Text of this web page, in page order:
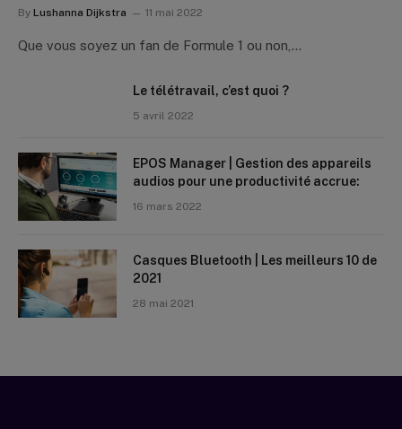
By Lushanna Dijkstra 11 mai 2022
Que vous soyez un fan de Formule 1 ou non,…
Le télétravail, c’est quoi ?
5 avril 2022
EPOS Manager | Gestion des appareils
audios pour une productivité accrue:
16 mars 2022
Casques Bluetooth | Les meilleurs 10 de
2021
28 mai 2021